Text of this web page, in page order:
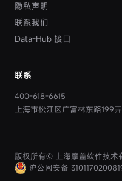
隐私声明
联系我们
Data-Hub 接口
联系
400-618-6615
上海市松江区广富林东路199
版权所有© 上海摩盖软件技术
沪公网安备